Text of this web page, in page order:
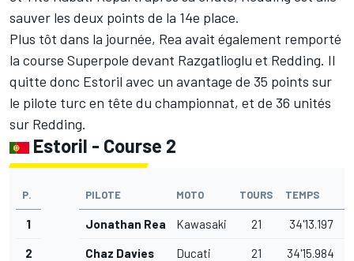
sauver les deux points de la 14e place.
Plus tôt dans la journée, Rea avait également remporté
la course Superpole devant Razgatlioglu et Redding. Il
quitte donc Estoril avec un avantage de 35 points sur
le pilote turc en tête du championnat, et de 36 unités
sur Redding.
Estoril - Course 2
P. PILOTE MOTO TOURS TEMPS
1 Jonathan Rea Kawasaki 21 34'13.197
2 Chaz Davies Ducati 21 34'15.984